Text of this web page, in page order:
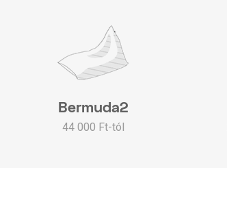
Bermuda2
44 000 Ft-tól